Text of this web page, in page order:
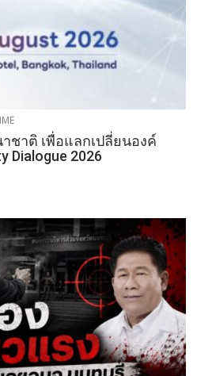
ชาติ เพื่อแลกเปลี่ยนองค์
Dialogue 2026